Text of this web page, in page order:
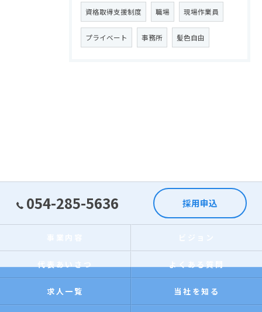
資格取得支援制度 職場 現場作業員
プライベート 事務所 髪色自由
054-285-5636 採用申込
代表あいさつ よくある質問
求人一覧 当社を知る